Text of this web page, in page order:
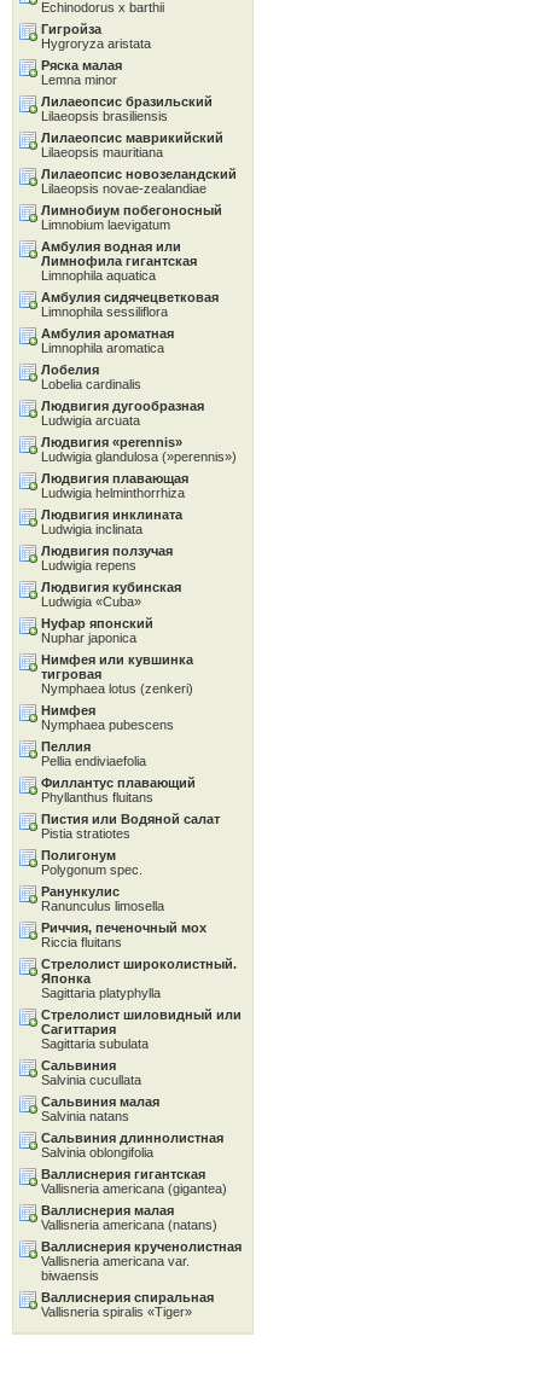
Echinodorus x barthii
Гигройза
Hygroryza aristata
Ряска малая
Lemna minor
Лилаеопсис бразильский
Lilaeopsis brasiliensis
Лилаеопсис маврикийский
Lilaeopsis mauritiana
Лилаеопсис новозеландский
Lilaeopsis novae-zealandiae
Лимнобиум побегоносный
Limnobium laevigatum
Амбулия водная или
Лимнофила гигантская
Limnophila aquatica
Амбулия сидячецветковая
Limnophila sessiliflora
Амбулия ароматная
Limnophila aromatica
Лобелия
Lobelia cardinalis
Людвигия дугообразная
Ludwigia arcuata
Людвигия «perennis»
Ludwigia glandulosa (»perennis»)
Людвигия плавающая
Ludwigia helminthorrhiza
Людвигия инклината
Ludwigia inclinata
Людвигия ползучая
Ludwigia repens
Людвигия кубинская
Ludwigia «Cuba»
Нуфар японский
Nuphar japonica
Нимфея или кувшинка
тигровая
Nymphaea lotus (zenkeri)
Нимфея
Nymphaea pubescens
Пеллия
Pellia endiviaefolia
Филлантус плавающий
Phyllanthus fluitans
Пистия или Водяной салат
Pistia stratiotes
Полигонум
Polygonum spec.
Ранункулис
Ranunculus limosella
Риччия, печеночный мох
Riccia fluitans
Стрелолист широколистный.
Японка
Sagittaria platyphylla
Стрелолист шиловидный или
Сагиттария
Sagittaria subulata
Сальвиния
Salvinia cucullata
Сальвиния малая
Salvinia natans
Сальвиния длиннолистная
Salvinia oblongifolia
Валлиснерия гигантская
Vallisneria americana (gigantea)
Валлиснерия малая
Vallisneria americana (natans)
Валлиснерия крученолистная
Vallisneria americana var.
biwaensis
Валлиснерия спиральная
Vallisneria spiralis «Tiger»